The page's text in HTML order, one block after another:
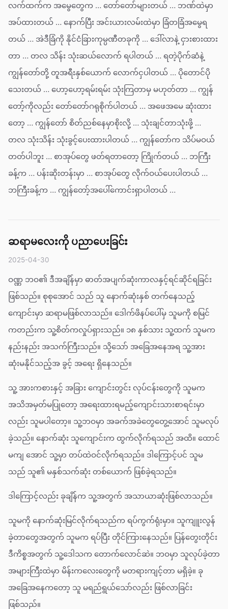
လက်ထက်က အမွေတွေက … တော်တော်များတယ် … ဘဏ်ထဲမှာ
အပ်ထားတယ် … နောက်ပြီး အင်းယားလမ်းထဲမှာ ခြံတခြံအမွေရ
တယ် … အဲဒီခြံကို နိုင်ငံခြားကုမ္ပဏီတခုကို … ဒေါ်လာနဲ့ ငှားစားထား
တာ … တလ သိန်း သုံးဆယ်လောက် ရပါတယ် … ရတဲ့ပိုက်ဆံနဲ့
ကျွန်တော်တို့ တူအရီးနှစ်ယောက် လောက်ငှပါတယ် … ပိုတောင်ပို
သေးတယ် … ဟော့ဟော့ရမ်းရမ်း သုံးကြတာမှ မဟုတ်တာ … ကျွန်
တော့်ကိုလည်း တော်တော်ဂရုစိုက်ပါတယ် … အဖေအမေ ဆုံးထား
တော့ … ကျွန်တော် စိတ်ညစ်နေမှာစိုးလို့ … သုံးချင်တာသုံးဖို့ …
တလ သုံးသိန်း သုံးခွင့်ပေးထားပါတယ် … ကျွန်တော်က သိပ်မဝယ်
တတ်ပါဘူး … စာအုပ်တွေ ဖတ်ရတာတော့ ကြိုက်တယ် … ဘကြီး
ခန့်က … ပန်းဆိုးတန်းမှာ … စာအုပ်တွေ လိုက်ဝယ်ပေးပါတယ် …
ဘကြီးခန့်က … ကျွန်တော့်အပေါ်ကောင်းရှာပါတယ် …
ဆရာမလေးကို ပညာပေးခြင်း
2025-04-30
ဝဏ္ဏ ဘဝ၏ ဒီအချိန်မှာ ဓာတ်အပျက်ဆုံးကာလနှင့်ရင်ဆိုင်ရခြင်း
ဖြစ်သည်။ စုစုအောင် သည် သူ နောက်ဆုံးနှစ် တက်နေသည့်
ကျောင်းမှာ ဆရာမဖြစ်လာသည်။ ဒေါက်ဖိနပ်ပေါ်မှ သူမကို စမြင်
ကတည်းက သူ့စိတ်ကလှုပ်ရှားသည်။ ၁၈ နှစ်သား သူ့ထက် သူမက
နည်းနည်း အသက်ကြီးသည်။ သို့သော် အခြေအနေအရ သူ့အား
ဆုံးမနိုင်သည့်အ ခွင့် အရေး ရှိနေသည်။
သူ့ အားကစားနှင့် အခြား ကျောင်းတွင်း လုပ်ငန်းတွေကို သူမက
အသိအမှတ်မပြုတော့ အရေးထားရမည့်ကျောင်းသားစာရင်းမှာ
လည်း သူမပါတော့။ သူ့ဘဝမှာ အခက်အခဲတွေတွေ့အောင် သူမလုပ်
ခဲ့သည်။ နောက်ဆုံး သူကျောင်းက ထွက်လိုက်ရသည် အထိ။ ထောင်
မကျ အောင် သူ့မှာ တပ်ထဲဝင်လိုက်ရသည်။ ဒါကြောင့်ပင် သူမ
သည် သူ၏ မနှစ်သက်ဆုံး တစ်ယောက် ဖြစ်ခဲ့ရသည်။
ဒါကြောင့်လည်း ခုချိန်က သူ့အတွက် အသာယာဆုံးဖြစ်လာသည်။
သူမကို နောက်ဆုံးမြင်လိုက်ရသည်က ရပ်ကွက်ရုံးမှာ။ သူကျူးလွန်
ခဲ့တာတွေအတွက် သူမက ရပ်ပြီး တိုင်ကြားနေသည်။ ပြန်တွေးတိုင်း
ဒီကိစ္စအတွက် သူ့ဒေါသက တောက်လောင်ဆဲ။ ဘဝမှာ သူလုပ်ခဲ့တာ
အများကြီးထဲမှာ မိန်းကလေးတွေကို မတရားကျင့်တာ မရှိခဲ့။ ခု
အခြေအနေကတော့ သူ မရည်ရွယ်သော်လည်း ဖြစ်လာခြင်း
ဖြစ်သည်။